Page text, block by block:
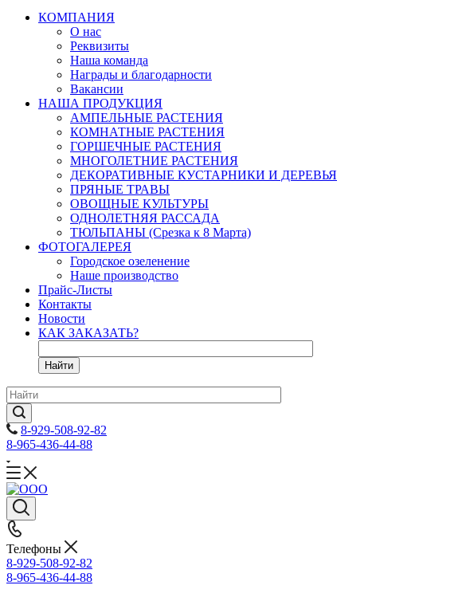
КОМПАНИЯ
О нас
Реквизиты
Наша команда
Награды и благодарности
Вакансии
НАША ПРОДУКЦИЯ
АМПЕЛЬНЫЕ РАСТЕНИЯ
КОМНАТНЫЕ РАСТЕНИЯ
ГОРШЕЧНЫЕ РАСТЕНИЯ
МНОГОЛЕТНИЕ РАСТЕНИЯ
ДЕКОРАТИВНЫЕ КУСТАРНИКИ И ДЕРЕВЬЯ
ПРЯНЫЕ ТРАВЫ
ОВОЩНЫЕ КУЛЬТУРЫ
ОДНОЛЕТНЯЯ РАССАДА
ТЮЛЬПАНЫ (Срезка к 8 Марта)
ФОТОГАЛЕРЕЯ
Городское озеленение
Наше производство
Прайс-Листы
Контакты
Новости
КАК ЗАКАЗАТЬ?
Найти
8-929-508-92-82
8-965-436-44-88
Телефоны
8-929-508-92-82
8-965-436-44-88